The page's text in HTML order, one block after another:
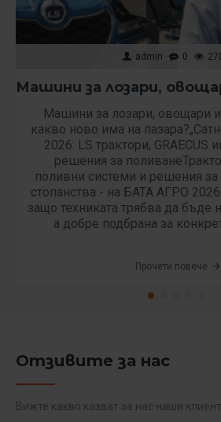
admin 0
Машини за лозари, овощари
какво ново има на
2026: LS трактори, GRAECUS
решения за
поливни системи и решения
стопанства - на БАТА АГРО 2026
защо техниката трябва да бъде
а добре подбрана за
Прочети повече
Отзивите за нас
Вижте какво казват за нас наши